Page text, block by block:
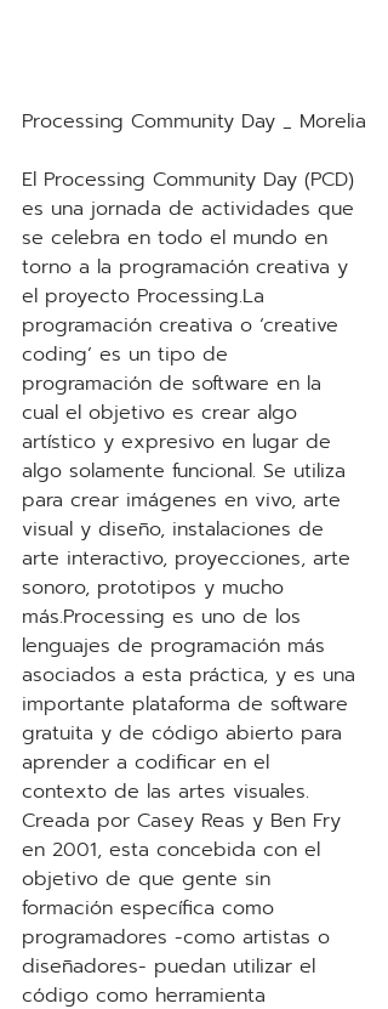
Processing Community Day _ Morelia
El Processing Community Day (PCD)
es una jornada de actividades que
se celebra en todo el mundo en
torno a la programación creativa y
el proyecto Processing.La
programación creativa o ‘creative
coding’ es un tipo de
programación de software en la
cual el objetivo es crear algo
artístico y expresivo en lugar de
algo solamente funcional. Se utiliza
para crear imágenes en vivo, arte
visual y diseño, instalaciones de
arte interactivo, proyecciones, arte
sonoro, prototipos y mucho
más.Processing es uno de los
lenguajes de programación más
asociados a esta práctica, y es una
importante plataforma de software
gratuita y de código abierto para
aprender a codificar en el
contexto de las artes visuales.
Creada por Casey Reas y Ben Fry
en 2001, esta concebida con el
objetivo de que gente sin
formación específica como
programadores -como artistas o
diseñadores- puedan utilizar el
código como herramienta